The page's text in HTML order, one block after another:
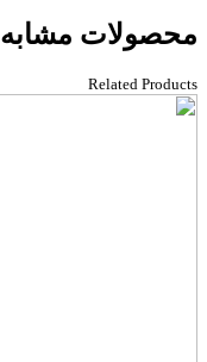
محصولات مشابه
Related Products